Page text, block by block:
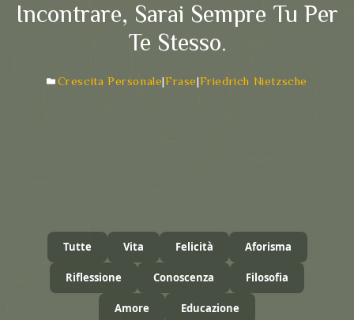
Incontrare, Sarai Sempre Tu Per
Te Stesso.
Crescita Personale|Frase|Friedrich Nietzsche
Tutte Vita Felicità Aforisma
Riflessione Conoscenza Filosofia
Amore Educazione